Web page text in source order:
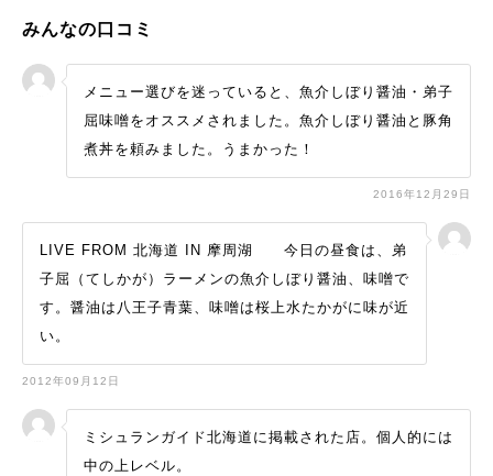
みんなの口コミ
メニュー選びを迷っていると、魚介しぼり醤油・弟子
屈味噌をオススメされました。魚介しぼり醤油と豚角
煮丼を頼みました。うまかった！
2016年12月29日
LIVE FROM 北海道 IN 摩周湖 今日の昼食は、弟
子屈（てしかが）ラーメンの魚介しぼり醤油、味噌で
す。醤油は八王子青葉、味噌は桜上水たかがに味が近
い。
2012年09月12日
ミシュランガイド北海道に掲載された店。個人的には
中の上レベル。